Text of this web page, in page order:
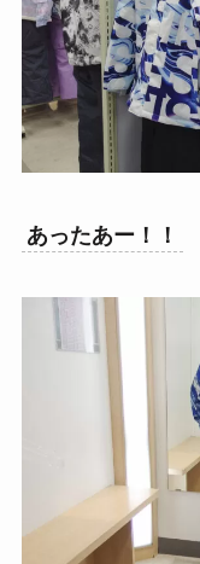
あったあー！！